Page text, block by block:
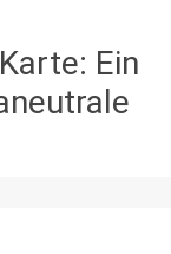
Ein